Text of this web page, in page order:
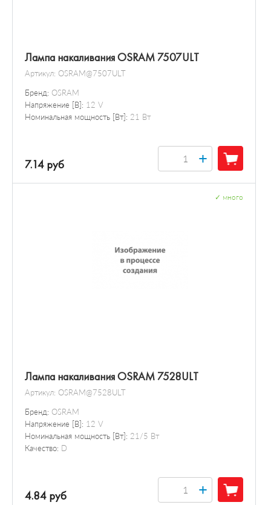
Лампа накаливания OSRAM 7507ULT
Артикул: OSRAM@7507ULT
Бренд: OSRAM
Напряжение [В]: 12 V
Номинальная мощность [Вт]: 21 Вт
7.14 руб +
Лампа накаливания OSRAM 7528ULT
Артикул: OSRAM@7528ULT
Бренд: OSRAM
Напряжение [В]: 12 V
Номинальная мощность [Вт]: 21/5 Вт
Качество: D
много
4.84 руб +